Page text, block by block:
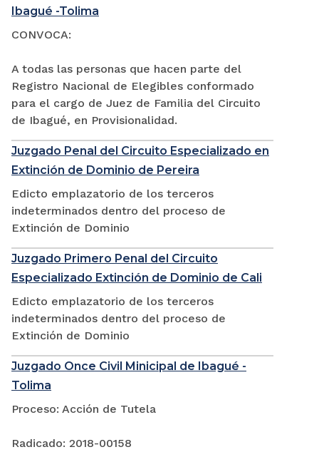
Ibagué -Tolima
CONVOCA:
A todas las personas que hacen parte del
Registro Nacional de Elegibles conformado
para el cargo de Juez de Familia del Circuito
de Ibagué, en Provisionalidad.
Juzgado Penal del Circuito Especializado en
Extinción de Dominio de Pereira
Edicto emplazatorio de los terceros
indeterminados dentro del proceso de
Extinción de Dominio
Juzgado Primero Penal del Circuito
Especializado Extinción de Dominio de Cali
Edicto emplazatorio de los terceros
indeterminados dentro del proceso de
Extinción de Dominio
Juzgado Once Civil Minicipal de Ibagué -
Tolima
Proceso: Acción de Tutela
Radicado: 2018-00158